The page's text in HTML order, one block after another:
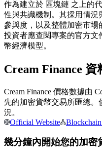
多種以USDC結算的
跟單
與頂尖交易專家同行
作為建立於 區塊鏈 之上的
性與共識機制。其採用情
參與度，以及整體加密市場
投資者應查閱專案的官方
幣經濟模型。
Cream Finance 資
Cream Finance 價格數據由
先的加密貨幣交易所匯總
況。
Official Website
幾分鐘內開始您的加密